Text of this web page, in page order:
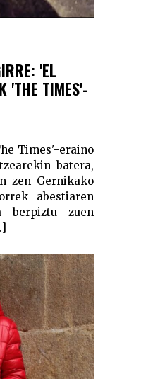
'EL
'THE TIMES'-
Times'-eraino
batera,
zen Gernikako
abestiaren
berpiztu zuen